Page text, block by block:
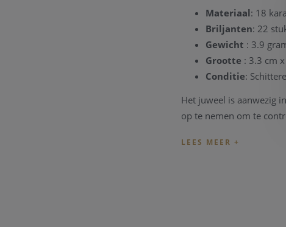
Materiaal: 18
Briljanten: 22
Gewicht : 3.9
Grootte : 3.3 cm x
Conditie:
Het juweel is aanwezig
op te nemen om te
Heeft u vragen over